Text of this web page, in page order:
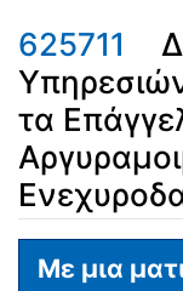
625711
τα
Μετάβαση σε:
Με μια